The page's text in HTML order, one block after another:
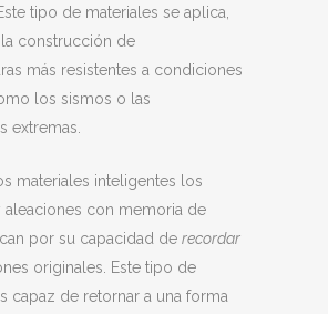
tipo de materiales se aplica,
construcción de
más resistentes a condiciones
los sismos o las
extremas.
materiales inteligentes los
con memoria de
por su capacidad de recordar
originales. Este tipo de
capaz de retornar a una forma